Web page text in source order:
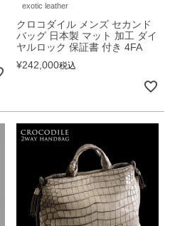
exotic leather
クロコダイル メンズ セカンド
バッグ 日本製 マット 加工 ダイ
ヤルロック 保証書 付き 4FA
¥242,000税込